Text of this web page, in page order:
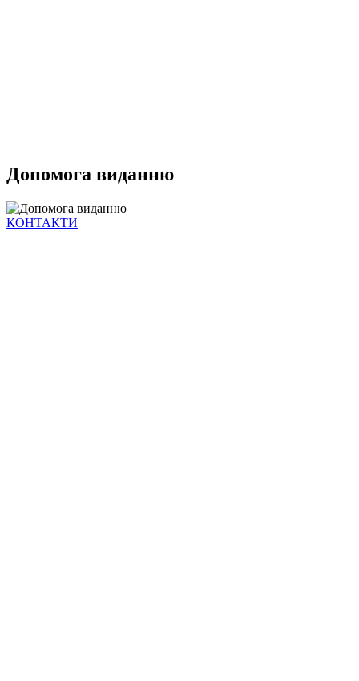
Допомога виданню
КОНТАКТИ